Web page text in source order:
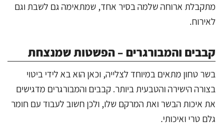
מתקבלת ארוחה שלמה בסיר אחד, שמתאימה גם לשבת וגם
לאירוח.
קבבים והמבורגרים – הפשטות שמנצחת
בשר טחון מתאים במיוחד לצלייה, וכאן הוא בא לידי ביטוי
בצורה הישירה והטבעית ביותר. קבבים והמבורגרים מדגישים
את איכות הבשר ואת המרקם שלו, ולכן חשוב לעבוד עם חומר
גלם טרי ואיכותי.